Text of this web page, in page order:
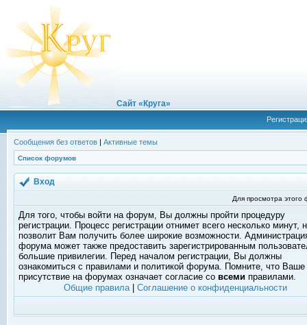
Сайт «Круга»
Сообщения без ответов | Активные темы
Список форумов
Вход
Для просмотра
Для того, чтобы войти на форум, Вы должны пройти процедуру
регистрации. Процесс регистрации отнимет всего несколько минут,
позволит Вам получить более широкие возможности.
форума может также предоставить зарегистрированным
большие привилегии. Перед началом регистрации, Вы должны
ознакомиться с правилами и политикой форума. Помните, что Ваше
присутствие на форумах означает согласие со всеми правилами.
Общие правила| Соглашение о конфиденциальности